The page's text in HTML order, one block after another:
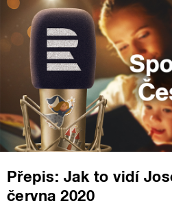
Přepis: Jak to vidí
června 2020